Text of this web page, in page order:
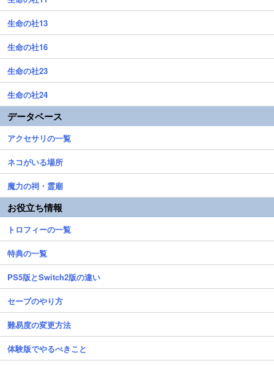
生命の社13
生命の社16
生命の社23
生命の社24
データベース
アクセサリの一覧
ネコがいる場所
魔力の祠・霊廟
お役立ち情報
トロフィーの一覧
特典の一覧
PS5版とSwitch2版の違い
セーブのやり方
難易度の変更方法
体験版でやるべきこと